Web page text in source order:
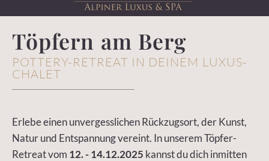
Töpfern am Berg
POTTERY-RETREAT IN DEINEM LUXUS-
CHALET
Erlebe einen unvergesslichen Rückzugsort, der Kunst,
Natur und Entspannung vereint. In unserem Töpfer-
Retreat vom 12. - 14.12.2025 kannst du dich inmitten